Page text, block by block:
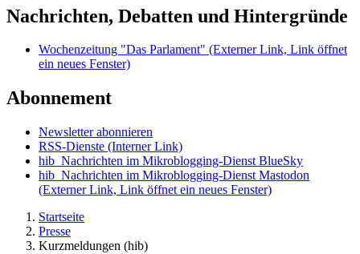
Nachrichten, Debatten und Hintergründe
Wochenzeitung "Das Parlament" (Externer Link, Link öffnet
ein neues Fenster)
Abonnement
Newsletter abonnieren
RSS-Dienste (Interner Link)
hib_Nachrichten im Mikroblogging-Dienst BlueSky
hib_Nachrichten im Mikroblogging-Dienst Mastodon
(Externer Link, Link öffnet ein neues Fenster)
Startseite
Presse
Kurzmeldungen (hib)